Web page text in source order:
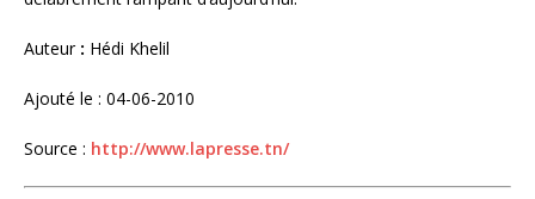
Auteur: Hédi Khelil
Ajouté le : 04-06-2010
Source : http://www.lapresse.tn/